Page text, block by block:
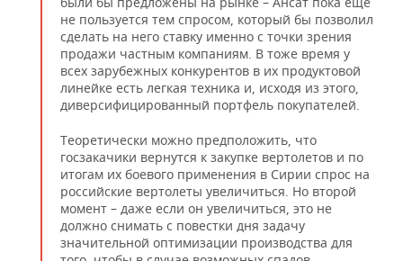
не пользуется тем спросом, который бы позволил
сделать на него ставку именно с точки зрения
продажи частным компаниям. В тоже время у
всех зарубежных конкурентов в их продуктовой
линейке есть легкая техника и, исходя из этого,
диверсифицированный портфель покупателей.
Теоретически можно предположить, что
госзакачики вернутся к закупке вертолетов и по
итогам их боевого применения в Сирии спрос на
российские вертолеты увеличиться. Но второй
момент – даже если он увеличиться, это не
должно снимать с повестки дня задачу
значительной оптимизации производства для